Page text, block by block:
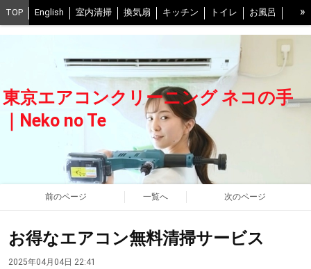
TOP English 室内清掃 換気扇 キッチン トイレ お風呂
お風呂の換気扇 ベランダ 床 室外機 口コミ 写真 予約
抗菌コート0円 スタッフ紹介 交通費について FAQ
当社の清掃方法 不調時の解決ヒント 中野区 世田谷区
江戸川区 江東区 練馬区 豊島区
千葉県西部 会社概要
ネコの手グループ一覧 プライバシーポリシー BLOG
»
東京エアコンクリーニング ネコの手
｜Neko no Te
前のページ 一覧へ 次のページ
お得なエアコン無料清掃サービス
2025年04月04日 22:41